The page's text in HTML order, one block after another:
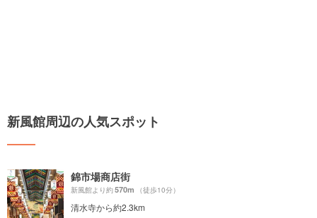
新風館周辺の人気スポット
錦市場商店街
新風館より約570m （徒歩10分）
清水寺から約2.3km